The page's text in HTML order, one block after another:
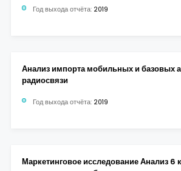
Год выхода отчёта: 2019
Анализ импорта мобильных и базовых
радиосвязи
Год выхода отчёта: 2019
Маркетинговое исследование Анализ 6